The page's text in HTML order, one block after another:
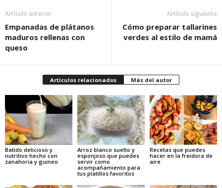
Artículo anterior
Empanadas de plátanos
maduros rellenas con
queso
Artículo siguiente
Cómo preparar tallarines
verdes al estilo de mamá
Artículos relacionados Más del autor
Batido delicioso y
nutritivo hecho con
zanahoria y guineo
Arroz blanco suelto y
esponjoso que puedes
servir como
acompañamiento para
tus platillos favoritos
Recetas que puedes
hacer en la freidora de
aire